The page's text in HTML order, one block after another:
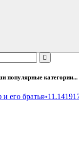
популярные категории...
его братья»11.14